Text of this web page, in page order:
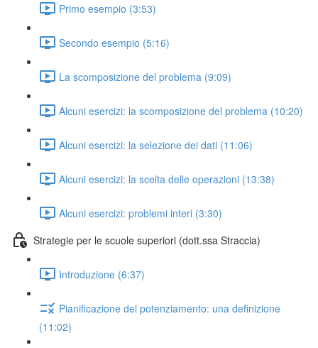
Primo esempio (3:53)
Secondo esempio (5:16)
La scomposizione del problema (9:09)
Alcuni esercizi: la scomposizione del problema (10:20)
Alcuni esercizi: la selezione dei dati (11:06)
Alcuni esercizi: la scelta delle operazioni (13:38)
Alcuni esercizi: problemi interi (3:30)
Strategie per le scuole superiori (dott.ssa Straccia)
Introduzione (6:37)
Pianificazione del potenziamento: una definizione
(11:02)